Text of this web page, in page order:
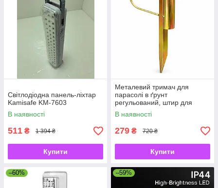
Світлодіодна панель-ліхтар
Kamisafe KM-7603
В наявності
511 ₴ 1 394 ₴
Купити
Металевий тримач для
парасолі в ґрунт
регульований, штир для
садової парасолі з
фіксатором
В наявності
279 ₴ 720 ₴
Купити
–60% –59%